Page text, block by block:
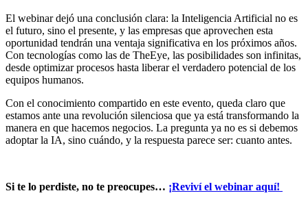
El webinar dejó una conclusión clara: la Inteligencia Artificial no es
el futuro, sino el presente, y las empresas que aprovechen esta
oportunidad tendrán una ventaja significativa en los próximos años.
Con tecnologías como las de TheEye, las posibilidades son infinitas,
desde optimizar procesos hasta liberar el verdadero potencial de los
equipos humanos.
Con el conocimiento compartido en este evento, queda claro que
estamos ante una revolución silenciosa que ya está transformando la
manera en que hacemos negocios. La pregunta ya no es si debemos
adoptar la IA, sino cuándo, y la respuesta parece ser: cuanto antes.
Si te lo perdiste, no te preocupes… ¡Reviví el webinar aquí!